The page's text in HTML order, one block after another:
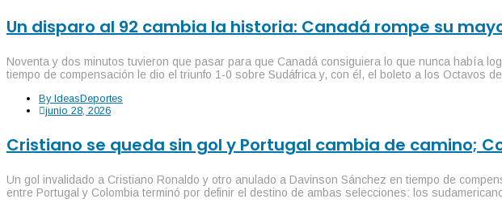
Un disparo al 92 cambia la historia: Canadá rompe su
Noventa y dos minutos tuvieron que pasar para que Canadá consiguiera lo que nunca había
tiempo de compensación le dio el triunfo 1-0 sobre Sudáfrica y, con él, el boleto a los Octavos
By IdeasDeportes
junio 28, 2026
Cristiano se queda sin gol y Portugal cambia de camino;
Un gol invalidado a Cristiano Ronaldo y otro anulado a Davinson Sánchez en tiempo de
entre Portugal y Colombia terminó por definir el destino de ambas selecciones: los